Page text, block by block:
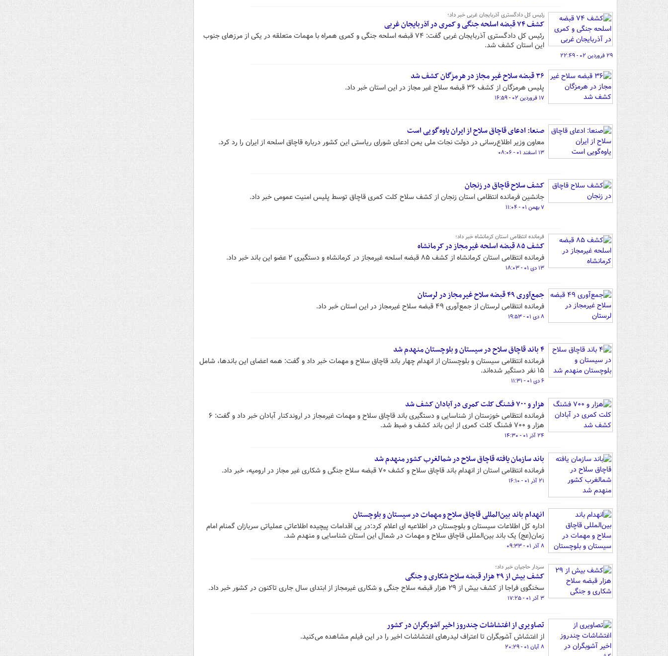
رئیس کل دادگستری آذربایجان غربی خبر داد؛
کشف ۷۴ قبضه اسلحه جنگی و کمری در آذربایجان غربی
رئیس کل دادگستری آذربایجان غربی گفت: ۷۴ قبضه اسلحه جنگی و کمری همراه با مهمات متعلقه در یکی از مرزهای جنوب
این استان کشف شد.
۲۹ فروردین ۰۲ - ۲۲:۴۹
۳۶ قبضه سلاح غیر مجاز در هرمزگان کشف شد
پلیس هرمزگان از کشف ۳۶ قبضه سلاح غیر مجاز در این استان خبر داد.
۱۷ فروردین ۰۲ - ۱۶:۵۹
صنعا: ادعای قاچاق سلاح از ایران یاوه‌گویی است
معاون وزیر اطلاع‌رسانی در دولت نجات ملی یمن ادعای شورای ریاستی این کشور درباره قاچاق اسلحه از ایران را رد کرد.
۱۳ اسفند ۰۱ - ۰۸:۰۶
کشف سلاح قاچاق در زنجان
جانشین فرمانده انتظامی استان زنجان از کشف سلاح کلت کمری قاچاق توسط پلیس امنیت عمومی خبر داد.
۷ بهمن ۰۱ - ۱۱:۰۴
فرمانده انتظامی استان کرمانشاه خبر داد؛
کشف ۸۵ قبضه اسلحه غیرمجاز در کرمانشاه
فرمانده انتظامی استان کرمانشاه از کشف ۸۵ قبضه اسلحه غیرمجاز در کرمانشاه و دستگیری ۲ عضو این باند خبر داد.
۱۳ دی ۰۱ - ۱۸:۰۳
جمع‌آوری ۴۹ قبضه سلاح غیرمجاز در لرستان
فرمانده انتظامی لرستان از جمع‌آوری ۴۹ قبضه سلاح غیرمجاز در این استان خبر داد.
۸ دی ۰۱ - ۱۹:۵۳
۴ باند قاچاق سلاح در سیستان و بلوچستان منهدم شد
فرمانده انتظامی سیستان و بلوچستان از انهدام چهار باند قاچاق سلاح و مهمات خبر داد و گفت: همه اعضای این باندها، شامل
۱۵ نفر دستگیر شده‌اند.
۶ دی ۰۱ - ۱۱:۳۱
هزار و ۷۰۰ فشنگ کلت کمری در آبادان کشف شد
فرمانده انتظامی خوزستان از شناسایی و دستگیری باند قاچاق سلاح و مهمات غیرمجاز در اروندکنار آبادان خبر داد و گفت: ۶
هزار و ۷۰۰ فشنگ کلت کمری از این باند کشف و ضبط شد.
۲۴ آذر ۰۱ - ۱۴:۳۰
باند سازمان یافته قاچاق سلاح در شمالغرب کشور منهدم شد
فرمانده انتظامی استان از انهدام باند قاچاق سلاح و کشف ۷۰ قبضه سلاح جنگی و شکاری غیر مجاز در ارومیه، خبر داد.
۲۱ آذر ۰۱ - ۱۶:۱۰
انهدام باند بین‌المللی قاچاق سلاح و مهمات در ‌سیستان و بلوچستان
اداره کل اطلاعات سیستان و بلوچستان در اطلاعیه ای اعلام کرد:در پی اقدامات پیچیده اطلاعاتی عملیاتی سربازان گمنام امام
زمان(عج) یک باند بین‌المللی قاچاق سلاح و مهمات در شمال این استان شناسایی و منهدم شد.
۸ آذر ۰۱ - ۰۹:۳۳
سردار حاجیان خبر داد؛
کشف بیش از ۲۹ هزار قبضه سلاح شکاری و جنگی
سخنگوی فراجا از کشف بیش از ۲۹ هزار قبضه سلاح جنگی و شکاری غیرمجاز از ابتدای سال جاری تاکنون در کشور خبر داد.
۳ آذر ۰۱ - ۱۷:۲۵
تصاویری از اغتشاشات چندروز اخیر آشوبگران در کشور
از اغتشاش آشوبگران تا اعتراف لیدرهای اغتشاشات اخیر را در این فیلم مشاهده می‌کنید.
۸ آبان ۰۱ - ۲۰:۲۹